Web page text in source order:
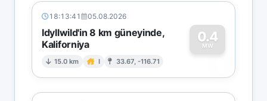
18:13:41 05.08.2026
Idyllwild'in 8 km güneyinde,
Kaliforniya
15.0 km I 33.67, -116.71
0.4
MW
0